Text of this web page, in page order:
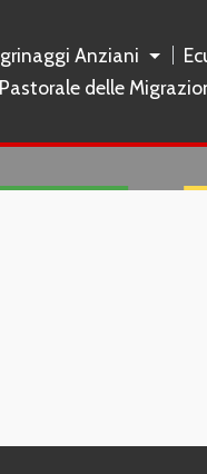
Anziani
Pastorale delle